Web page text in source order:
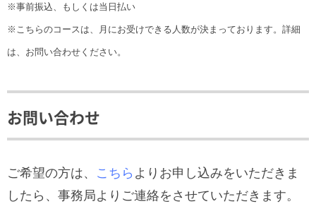
※事前振込、もしくは当日払い
※こちらのコースは、月にお受けできる人数が決まっております。詳細
は、お問い合わせください。
お問い合わせ
ご希望の方は、 こちら よりお申し込みをいただきま
したら、事務局よりご連絡をさせていただきます。